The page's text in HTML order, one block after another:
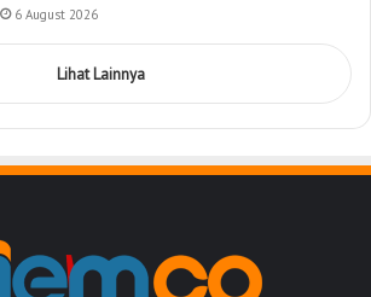
6 August 2026
Lihat Lainnya